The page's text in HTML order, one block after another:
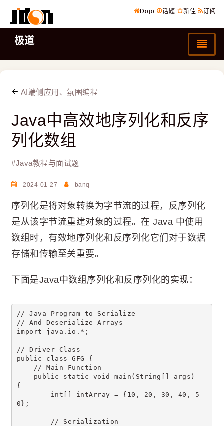
Dojo 话题 新佳 订阅
极道
AI端侧应用、氛围编程
Java中高效地序列化和反序
列化数组
#Java教程与面试题
2024-01-27 banq
序列化是将对象转换为字节流的过程，反序列化
是从该字节流重建对象的过程。在 Java 中使用
数组时，有效地序列化和反序列化它们对于数据
存储和传输至关重要。
下面是Java中数组序列化和反序列化的实现：
// Java Program to Serialize
// And Deserialize Arrays
import java.io.*;
// Driver Class
public class GFG {
// Main Function
public static void main(String[] args)
{
int[] intArray = {10, 20, 30, 40, 5
0};
// Serialization